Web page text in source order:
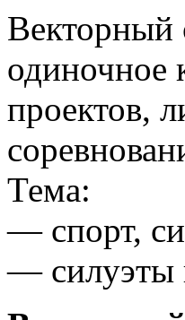
Векторный
одиночное
проектов,
Тема:
— спорт,
— силуэты